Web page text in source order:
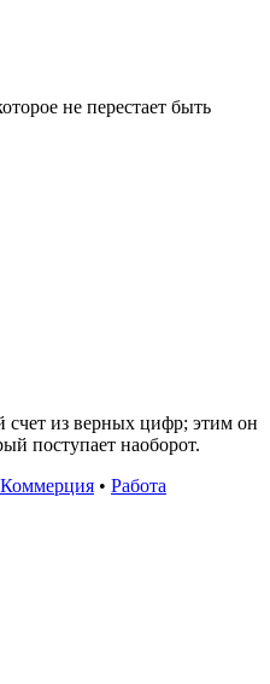
не перестает быть
счет из верных цифр; этим он
поступает наоборот.
Коммерция • Работа